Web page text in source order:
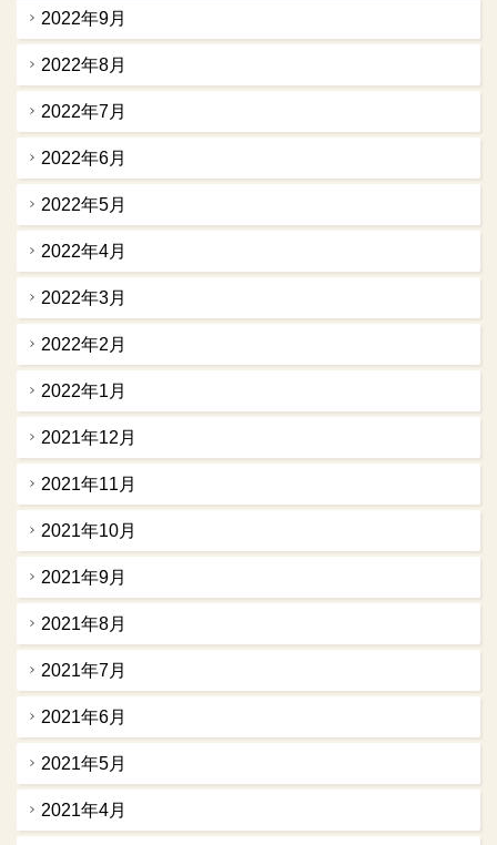
2022年9月
2022年8月
2022年7月
2022年6月
2022年5月
2022年4月
2022年3月
2022年2月
2022年1月
2021年12月
2021年11月
2021年10月
2021年9月
2021年8月
2021年7月
2021年6月
2021年5月
2021年4月